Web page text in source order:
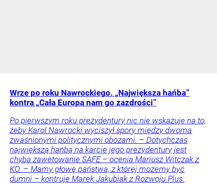
Wrze po roku Nawrockiego. „Największa hańba”
kontra „Cała Europa nam go zazdrości”
Po pierwszym roku prezydentury nic nie wskazuje na to,
żeby Karol Nawrocki wyciszył spory między dwoma
zwaśnionymi politycznymi obozami. – Dotychczas
największą hańbą na karcie jego prezydentury jest
chyba zawetowanie SAFE – ocenia Mariusz Witczak z
KO. – Mamy głowę państwa, z której możemy być
dumni – kontruje Marek Jakubiak z Rozwoju Plus.